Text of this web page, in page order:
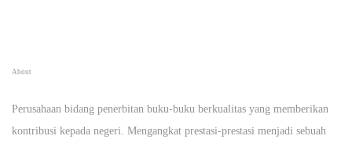
About
Perusahaan bidang penerbitan buku-buku berkualitas yang memberikan
kontribusi kepada negeri. Mengangkat prestasi-prestasi menjadi sebuah